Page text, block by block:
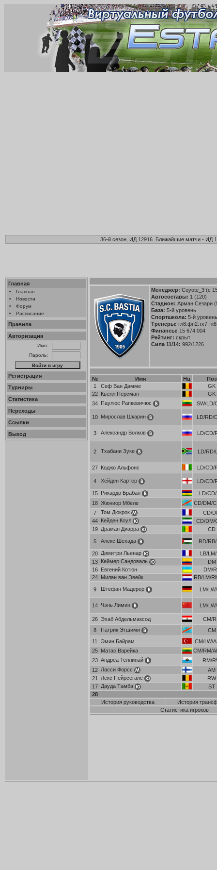
36-й сезон, ИД 12916. Ближайшие матчи - ИД
Главная
•
Главная
•
Новости
•
Форум
•
Расписание
Правила
Авторизация
Имя:
Пароль:
Регистрация
Турниры
Статистика
Переходы
Ссылки
Выход
Менеджер: Coyote_3 (с
Автосоставы: 1 (120)
Стадион: Арман Сезари
База: 5-й уровень
Спортшкола: 5-й уровень
Тренеры:
Финансы: 15 674 004
Рейтинг: скрыт
Сила 11/14: 992/1226
№ Имя Нц
Поз
1
Сеф Ван Дамме
GK
22 Кьелл Персман
GK
34 Паулюс Рапкевичюс SW/LD/
10 Мирослав Шкарин LD/RD/
3 Александр Волков LD/CD/
2 Тхабани Зуке LD/RD/
27 Коджо Альфонс LD/CD/
4 Хейден Картер LD/CD/
15 Рикардо Брабан
LD/
18 Жюниор Мбеле
CD/DM/
7
Том Дюкрок
CD/
44 Кейден Коул
CD/DM/
19 Драман Диарра CD
5 Алекс Шехада RD/
20 Димитри Льенар
LB/
13 Кеймер Сандоваль
DM
16 Евгений Котюн
DM/
24 Милан ван Эвейк RB/LM/
9 Штефан Мадерер LM/
14 Чэнь Лимин LM/
26 Эхаб Абдельмаксод
CM/
8
Патрик Этшими
CM
11
Эмин Байрам
CM/LW/
25 Матас Варейка
CM/RM/
23 Андреа Теллинай
RM/
12 Ласси Форсс
AM
21
Лекс Пейрсегале
RW
17 Дауда Тамба
ST
28
История руководства
История
Статистика игроков